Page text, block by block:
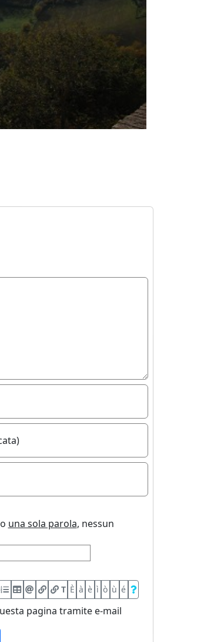
una sola parola, nessun
T È à è ì ò ù é
pagina tramite e-mail